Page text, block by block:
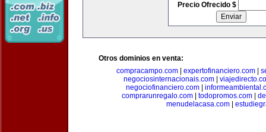
Precio Ofrecido $
Otros dominios en venta:
compracampo.com| expertofinanciero.com|
negociosinternacionais.com
negociofinanciero.com
comprarunregalo.com| todopromos.com|
menudelacasa.com